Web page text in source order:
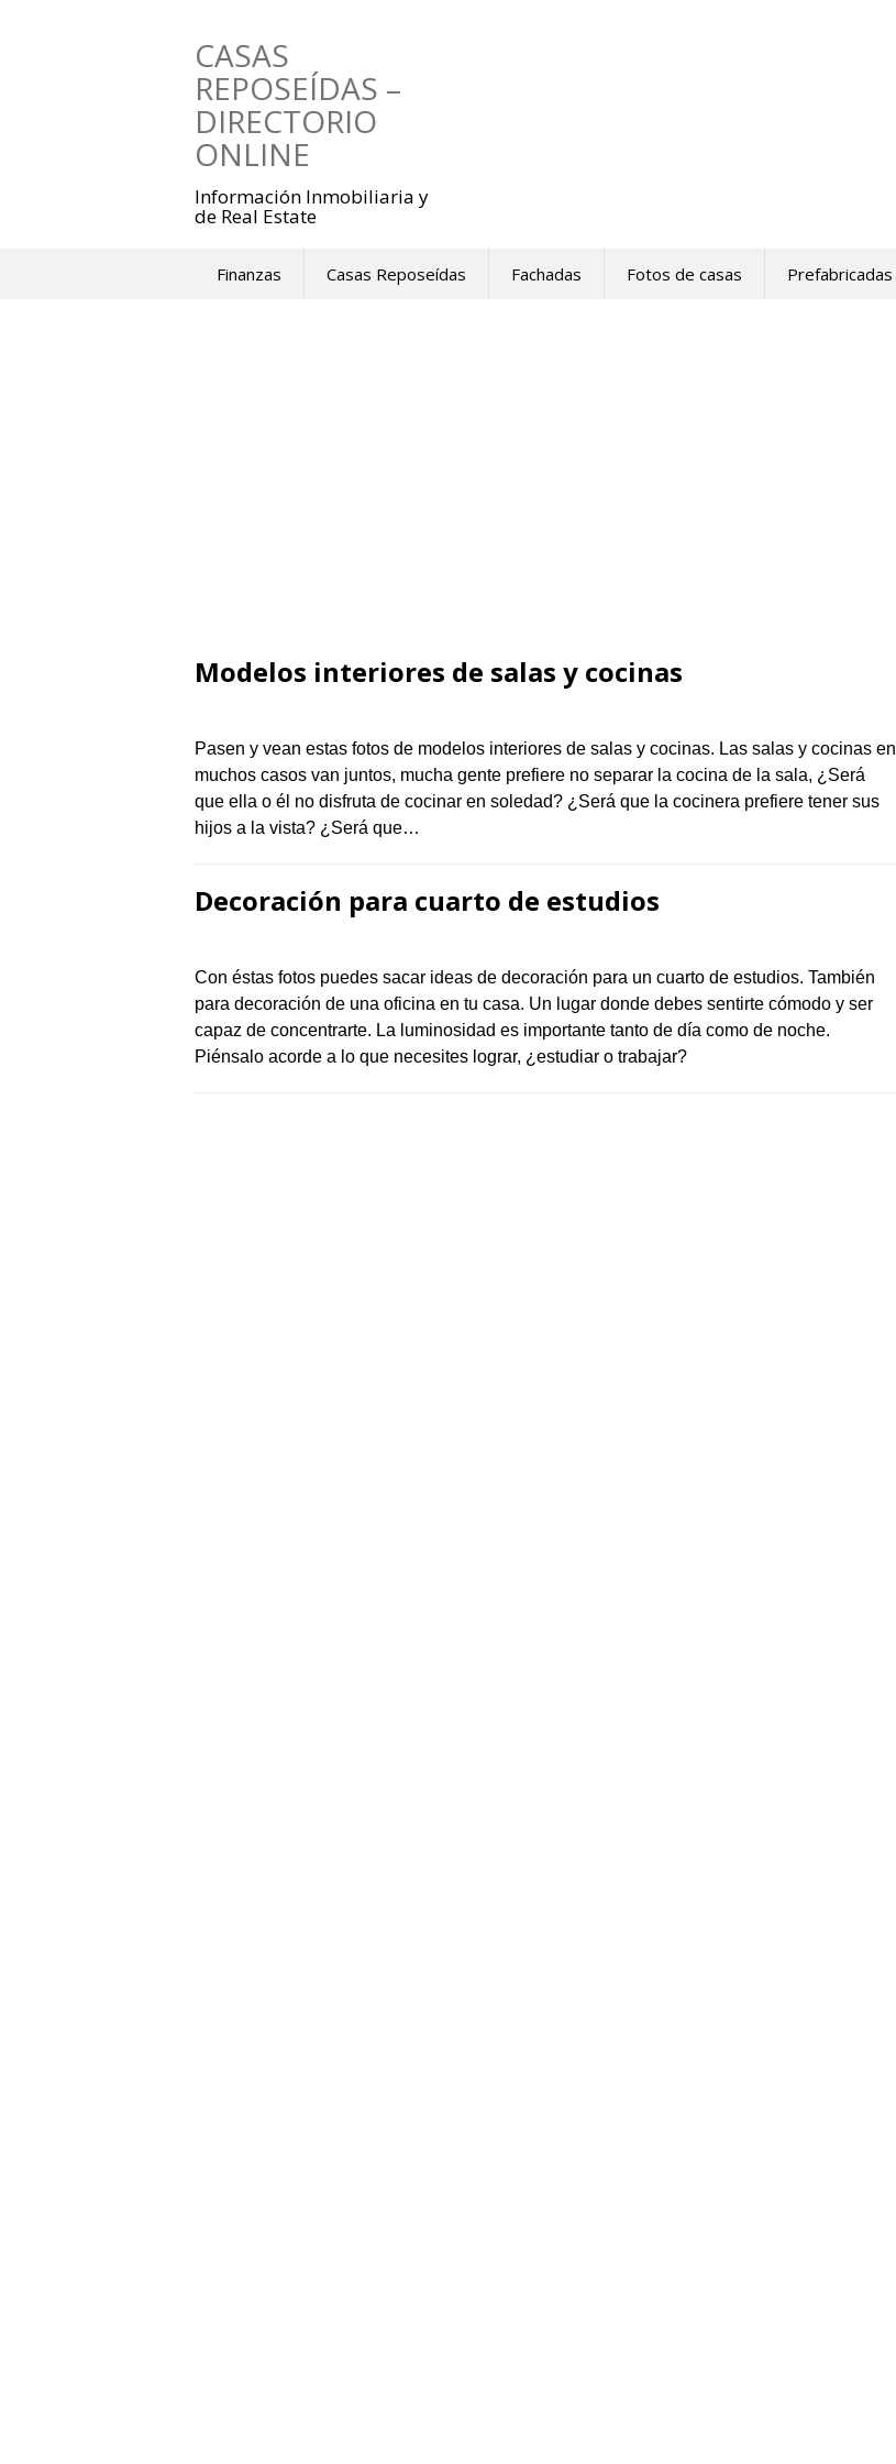
CASAS
REPOSEÍDAS –
DIRECTORIO
ONLINE
Información Inmobiliaria y
de Real Estate
Finanzas Casas Reposeídas Fachadas Fotos de casas Prefabricadas
Modelos interiores de salas y cocinas
Pasen y vean estas fotos de modelos interiores de salas y cocinas. Las salas y cocinas en
muchos casos van juntos, mucha gente prefiere no separar la cocina de la sala, ¿Será
que ella o él no disfruta de cocinar en soledad? ¿Será que la cocinera prefiere tener sus
hijos a la vista? ¿Será que…
Decoración para cuarto de estudios
Con éstas fotos puedes sacar ideas de decoración para un cuarto de estudios. También
para decoración de una oficina en tu casa. Un lugar donde debes sentirte cómodo y ser
capaz de concentrarte. La luminosidad es importante tanto de día como de noche.
Piénsalo acorde a lo que necesites lograr, ¿estudiar o trabajar?